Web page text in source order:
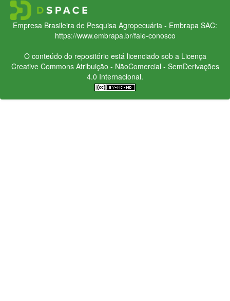
Empresa Brasileira de Pesquisa Agropecuária - Embrapa SAC:
https://www.embrapa.br/fale-conosco
O conteúdo do repositório está licenciado sob a Licença
Creative CommonsAtribuição - NãoComercial - SemDerivações
4.0 Internacional.